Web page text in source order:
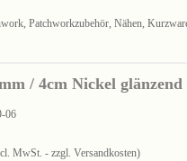
Patchworkzubehör, Nähen,
/ 4cm Nickel glänzend
06
MwSt. - zzgl. Versandkosten)